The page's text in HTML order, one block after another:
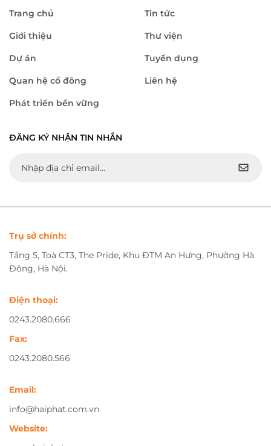
Trang chủ
Giới thiệu
Dự án
Quan hệ cổ đông
Phát triển bền vững
Tin tức
Thư viện
Tuyển dụng
Liên hệ
ĐĂNG KÝ NHẬN TIN NHẮN
Trụ sở chính:
Tầng 5, Toà CT3, The Pride, Khu ĐTM An Hưng, Phường Hà
Đông, Hà Nội.
Điện thoại:
0243.2080.666
Fax:
0243.2080.566
Email:
info@haiphat.com.vn
Website: